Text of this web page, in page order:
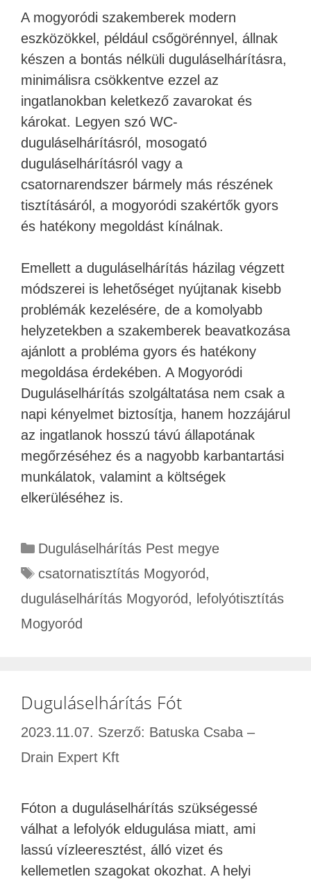
A mogyoródi szakemberek modern
eszközökkel, például csőgörénnyel, állnak
készen a bontás nélküli duguláselhárításra,
minimálisra csökkentve ezzel az
ingatlanokban keletkező zavarokat és
károkat. Legyen szó WC-
duguláselhárításról, mosogató
duguláselhárításról vagy a
csatornarendszer bármely más részének
tisztításáról, a mogyoródi szakértők gyors
és hatékony megoldást kínálnak.
Emellett a duguláselhárítás házilag végzett
módszerei is lehetőséget nyújtanak kisebb
problémák kezelésére, de a komolyabb
helyzetekben a szakemberek beavatkozása
ajánlott a probléma gyors és hatékony
megoldása érdekében. A Mogyoródi
Duguláselhárítás szolgáltatása nem csak a
napi kényelmet biztosítja, hanem hozzájárul
az ingatlanok hosszú távú állapotának
megőrzéséhez és a nagyobb karbantartási
munkálatok, valamint a költségek
elkerüléséhez is.
Duguláselhárítás Pest megye
csatornatisztítás Mogyoród,
duguláselhárítás Mogyoród, lefolyótisztítás
Mogyoród
Duguláselhárítás Fót
2023.11.07. Szerző: Batuska Csaba –
Drain Expert Kft
Fóton a duguláselhárítás szükségessé
válhat a lefolyók eldugulása miatt, ami
lassú vízleeresztést, álló vizet és
kellemetlen szagokat okozhat. A helyi